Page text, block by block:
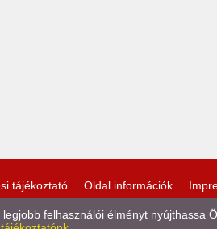
tájékoztató Oldal információk
felhasználói élményt nyújthassa